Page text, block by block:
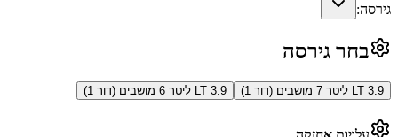
גירסה:
בחר גירסה
LT 3.9 ליטר 7 מושבים (דור 1) LT 3.9 ליטר 6 מושבים (דור 1)